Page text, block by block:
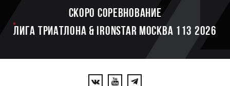
Скоро соревнование
ЛИГА ТРИАТЛОНА & IRONSTAR МОСКВА 113 2026